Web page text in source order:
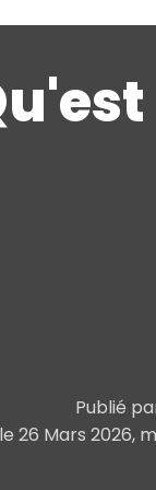
Publié
le 26 Mars 2026,